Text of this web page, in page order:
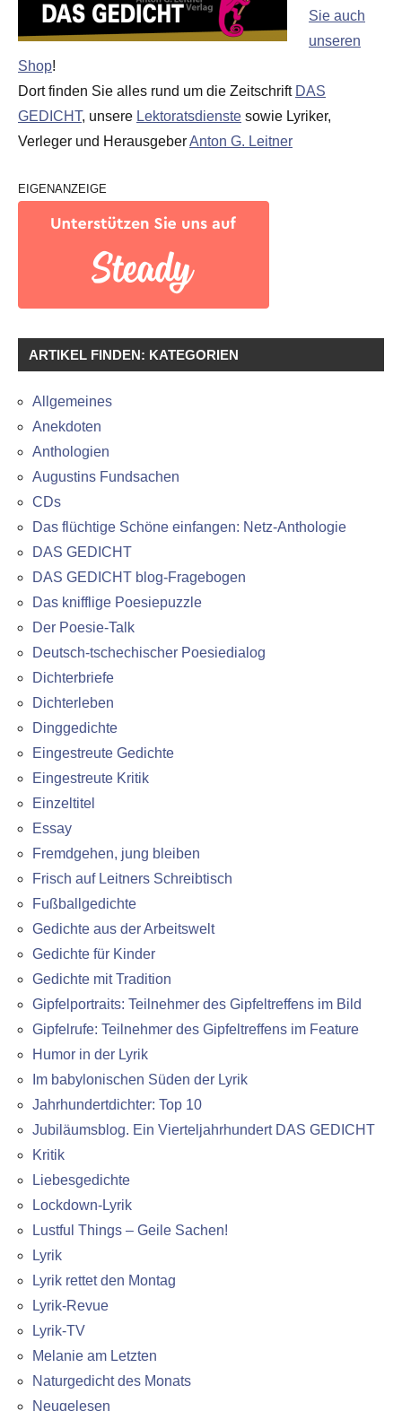
Sie auch
unseren
Shop!
Dort finden Sie alles rund um die Zeitschrift DAS
GEDICHT, unsere Lektoratsdienste sowie Lyriker,
Verleger und HerausgeberAnton G. Leitner
EIGENANZEIGE
ARTIKEL FINDEN: KATEGORIEN
Allgemeines
Anekdoten
Anthologien
Augustins Fundsachen
CDs
Das flüchtige Schöne einfangen: Netz-Anthologie
DAS GEDICHT
DAS GEDICHT blog-Fragebogen
Das knifflige Poesiepuzzle
Der Poesie-Talk
Deutsch-tschechischer Poesiedialog
Dichterbriefe
Dichterleben
Dinggedichte
Eingestreute Gedichte
Eingestreute Kritik
Einzeltitel
Essay
Fremdgehen, jung bleiben
Frisch auf Leitners Schreibtisch
Fußballgedichte
Gedichte aus der Arbeitswelt
Gedichte für Kinder
Gedichte mit Tradition
Gipfelportraits: Teilnehmer des Gipfeltreffens im Bild
Gipfelrufe: Teilnehmer des Gipfeltreffens im Feature
Humor in der Lyrik
Im babylonischen Süden der Lyrik
Jahrhundertdichter: Top 10
Jubiläumsblog. Ein Vierteljahrhundert DAS GEDICHT
Kritik
Liebesgedichte
Lockdown-Lyrik
Lustful Things – Geile Sachen!
Lyrik
Lyrik rettet den Montag
Lyrik-Revue
Lyrik-TV
Melanie am Letzten
Naturgedicht des Monats
Neugelesen